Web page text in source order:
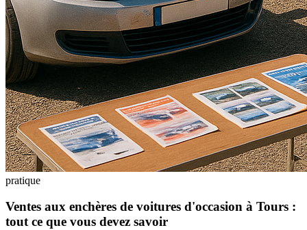
pratique
Ventes aux enchères de voitures d'occasion à Tours :
tout ce que vous devez savoir